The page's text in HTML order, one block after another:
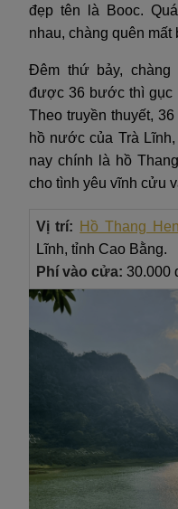
đẹp tên là Booc.
nhau, chàng quên
Đêm thứ bảy,
được 36 bước thì gục
Theo truyền thuyết,
hồ nước của Trà
nay chính là hồ
cho tình yêu vĩnh cửu
Vị trí: Hồ Thang Hen
Lĩnh, tỉnh Cao Bằng.
Phí vào cửa: 30.000